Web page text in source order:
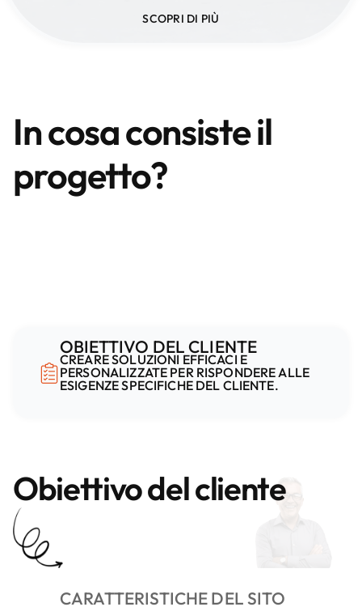
SCOPRI DI PIÙ
In cosa consiste il
progetto?
OBIETTIVO DEL CLIENTE
CREARE SOLUZIONI EFFICACI E
PERSONALIZZATE PER RISPONDERE ALLE
ESIGENZE SPECIFICHE DEL CLIENTE.
CARATTERISTICHE DEL SITO
Obiettivo del cliente